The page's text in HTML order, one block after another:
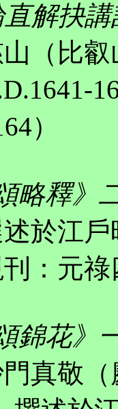
解抉
比叡
）
略釋》
江戶
：元
錦花》
敬（